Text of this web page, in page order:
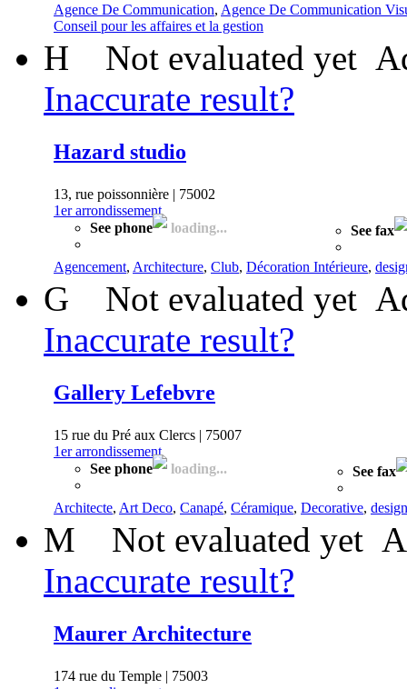
Agence De Communication, Agence De Communication
Conseil pour les affaires et la gestion
H Not evaluated yet
Inaccurate result?
Hazard studio
13, rue poissonnière | 75002
1er arrondissement
See phone
loading... See fax
Agencement, Architecture, Club, Décoration Intérieure,
G Not evaluated yet
Inaccurate result?
Gallery Lefebvre
15 rue du Pré aux Clercs | 75007
1er arrondissement
See phone
loading... See fax
Architecte, Art Deco, Canapé, Céramique, Decorative, design
M Not evaluated yet
Inaccurate result?
Maurer Architecture
174 rue du Temple | 75003